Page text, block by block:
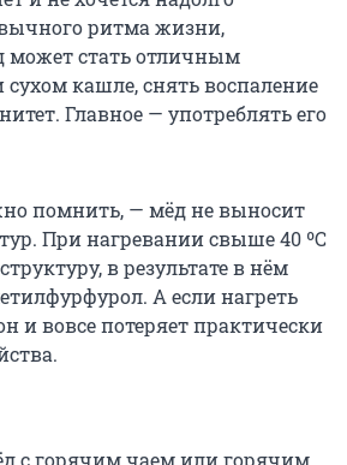
ритма жизни,
может стать отличным
кашле, снять воспаление
Главное — употреблять его
помнить, — мёд не выносит
При нагревании свыше 40 ºС
в результате в нём
А если нагреть
и вовсе потеряет практически
с горячим чаем или горячим